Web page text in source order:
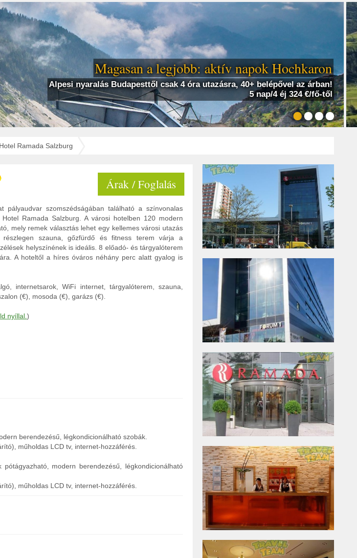
Magasan a legjobb: aktív napok Hochkaron
Alpesi nyaralás Budapesttől csak 4 óra utazásra, 40+ belépővel az árban!
5 nap/4 éj 324 €/fő-től
Hotel Ramada Salzburg
Árak / Foglalás
szomszédságában található a színvonalas
Ramada Salzburg. A városi hotelben 120 modern
mely remek választás lehet egy kellemes városi utazás
szauna, gőzfürdő és fitness terem várja a
helyszínének is ideális. 8 előadó- és tárgyalóterem
A hoteltől a híres óváros néhány perc alatt gyalog is
internetsarok, WiFi internet, tárgyalóterem, szauna,
(€), mosoda (€), garázs (€).
nyíllal. )
berendezésű, légkondicionálható szobák.
műholdas LCD tv, internet-hozzáférés.
modern berendezésű, légkondicionálható
műholdas LCD tv, internet-hozzáférés.